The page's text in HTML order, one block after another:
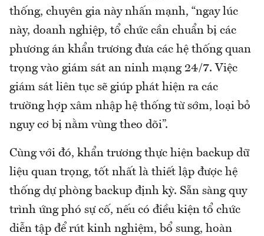
thống, chuyên gia này nhấn mạnh, “ngay lúc
này, doanh nghiệp, tổ chức cần chuẩn bị các
phương án khẩn trương đưa các hệ thống quan
trọng vào giám sát an ninh mạng 24/7. Việc
giám sát liên tục sẽ giúp phát hiện ra các
trường hợp xâm nhập hệ thống từ sớm, loại bỏ
nguy cơ bị nằm vùng theo dõi”.
Cùng với đó, khẩn trương thực hiện backup dữ
liệu quan trọng, tốt nhất là thiết lập được hệ
thống dự phòng backup định kỳ. Sẵn sàng quy
trình ứng phó sự cố, nếu có điều kiện tổ chức
diễn tập để rút kinh nghiệm, bổ sung, hoàn